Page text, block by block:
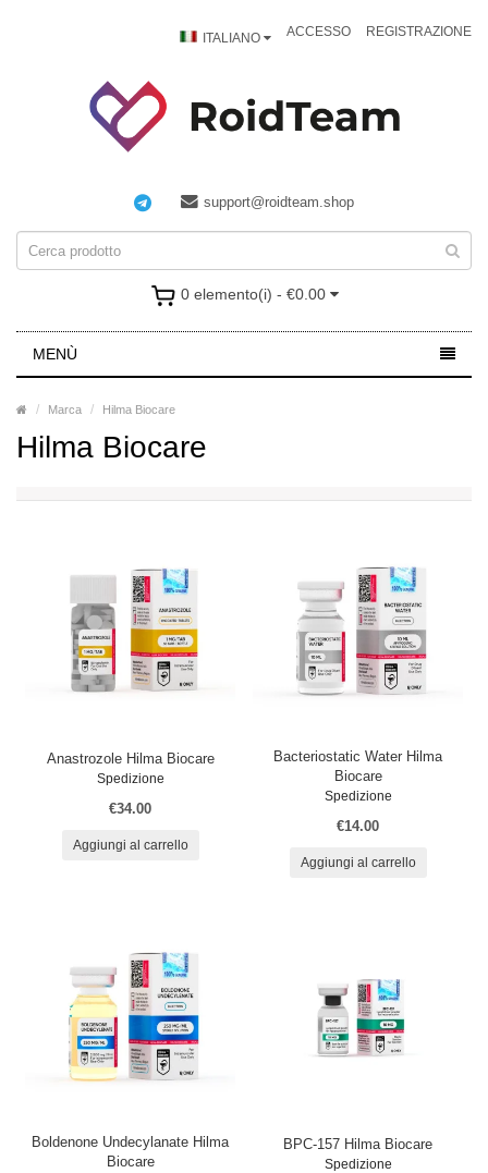
ITALIANO ACCESSO REGISTRAZIONE
support@roidteam.shop
0 elemento(i) - €0.00
MENÙ
Marca Hilma Biocare
Hilma Biocare
Anastrozole Hilma Biocare
Spedizione
€34.00
Aggiungi al carrello
Bacteriostatic Water Hilma
Biocare
Spedizione
€14.00
Aggiungi al carrello
Boldenone Undecylanate Hilma
Biocare
BPC-157 Hilma Biocare
Spedizione